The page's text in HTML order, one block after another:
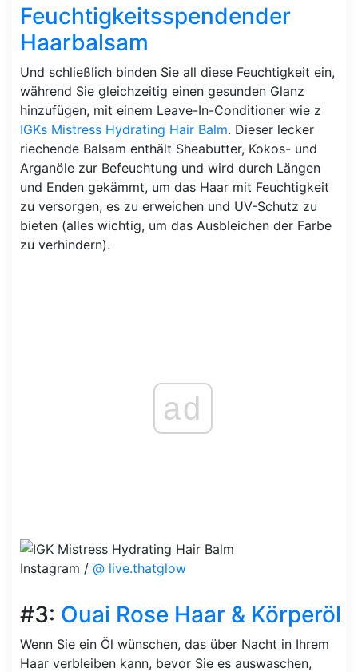
Feuchtigkeitsspendender
Haarbalsam
Und schließlich binden Sie all diese Feuchtigkeit ein,
während Sie gleichzeitig einen gesunden Glanz
hinzufügen, mit einem Leave-In-Conditioner wie z
IGKs Mistress Hydrating Hair Balm. Dieser lecker
riechende Balsam enthält Sheabutter, Kokos- und
Arganöle zur Befeuchtung und wird durch Längen
und Enden gekämmt, um das Haar mit Feuchtigkeit
zu versorgen, es zu erweichen und UV-Schutz zu
bieten (alles wichtig, um das Ausbleichen der Farbe
zu verhindern).
ad
Instagram / @ live.thatglow
#3: Ouai Rose Haar & Körperöl
Wenn Sie ein Öl wünschen, das über Nacht in Ihrem
Haar verbleiben kann, bevor Sie es auswaschen,